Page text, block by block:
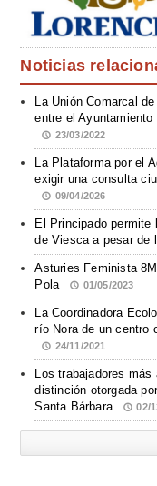
Noticias
La Unión Comarcal
entre el
23/03/2022
La Plataforma por el
exigir una consulta
09/04/2026
El Principado permite
de Viesca a pesar de
Asturies Feminista
Pola
01/05/2023
La Coordinadora
río Nora de un centro
24/11/2021
Los trabajadores más
distinción otorgada
Santa Bárbara
02/